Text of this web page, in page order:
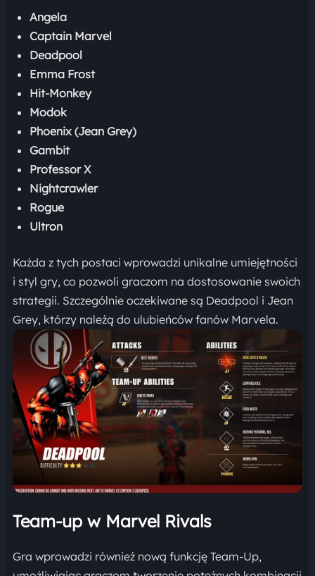
Angela
Captain Marvel
Deadpool
Emma Frost
Hit-Monkey
Modok
Phoenix (Jean Grey)
Gambit
Professor X
Nightcrawler
Rogue
Ultron
Każda z tych postaci wprowadzi unikalne umiejętności
i styl gry, co pozwoli graczom na dostosowanie swoich
strategii. Szczególnie oczekiwane są Deadpool i Jean
Grey, którzy należą do ulubieńców fanów Marvela.
Team-up w Marvel Rivals
Gra wprowadzi również nową funkcję Team-Up,